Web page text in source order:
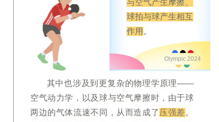
与空气产生摩擦、
球拍与球产生相互
作用 。
Olympic 2024
其中也涉及到更复杂的物理学原理——
空气动力学，以及球与空气摩擦时，由于球
两边的气体流速不同，从而造成了压强差。